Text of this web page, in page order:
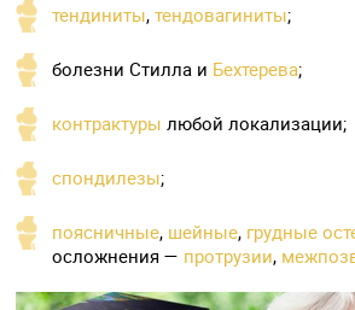
тендиниты,тендовагиниты;
болезни Стилла и Бехтерева;
контрактуры любой локализации;
спондилезы;
поясничные, шейные, грудные
осложнения — протрузии,